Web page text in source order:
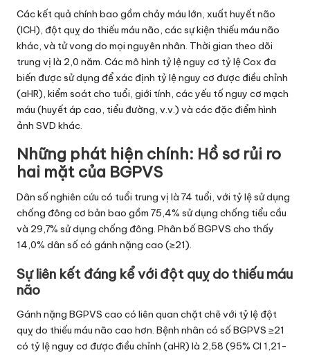
Các kết quả chính bao gồm chảy máu lớn, xuất huyết não
(ICH), đột quỵ do thiếu máu não, các sự kiện thiếu máu não
khác, và tử vong do mọi nguyên nhân. Thời gian theo dõi
trung vị là 2,0 năm. Các mô hình tỷ lệ nguy cơ tỷ lệ Cox đa
biến được sử dụng để xác định tỷ lệ nguy cơ được điều chỉnh
(aHR), kiểm soát cho tuổi, giới tính, các yếu tố nguy cơ mạch
máu (huyết áp cao, tiểu đường, v.v.) và các đặc điểm hình
ảnh SVD khác.
Những phát hiện chính: Hồ sơ rủi ro
hai mặt của BGPVS
Dân số nghiên cứu có tuổi trung vị là 74 tuổi, với tỷ lệ sử dụng
chống đông cơ bản bao gồm 75,4% sử dụng chống tiểu cầu
và 29,7% sử dụng chống đông. Phân bố BGPVS cho thấy
14,0% dân số có gánh nặng cao (≥21).
Sự liên kết đáng kể với đột quỵ do thiếu máu
não
Gánh nặng BGPVS cao có liên quan chặt chẽ với tỷ lệ đột
quỵ do thiếu máu não cao hơn. Bệnh nhân có số BGPVS ≥21
có tỷ lệ nguy cơ được điều chỉnh (aHR) là 2,58 (95% CI 1,21-